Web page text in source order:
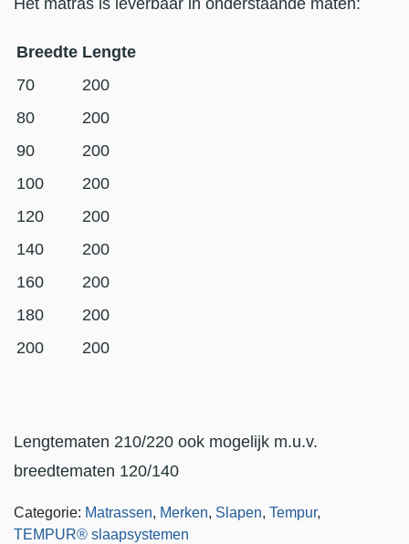
Het matras is leverbaar in onderstaande maten:
Breedte Lengte
70
200
80
200
90
200
100
200
120
200
140
200
160
200
180
200
200
200
Lengtematen 210/220 ook mogelijk m.u.v.
breedtematen 120/140
Categorie: Matrassen, Merken, Slapen, Tempur,
TEMPUR® slaapsystemen